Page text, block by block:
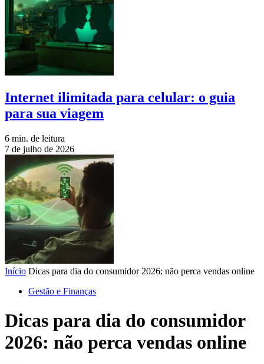
Internet ilimitada para celular: o guia
para sua viagem
6 min. de leitura
7 de julho de 2026
Início Dicas para dia do consumidor 2026: não perca vendas online
Gestão e Finanças
Dicas para dia do consumidor
2026: não perca vendas online